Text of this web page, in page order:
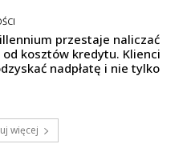
przestaje naliczać
kosztów kredytu. Klienci
nadpłatę i nie tylko
więcej